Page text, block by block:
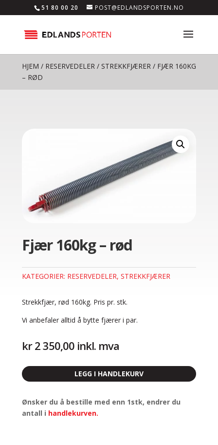
51 80 00 20 POST@EDLANDSPORTEN.NO
HJEM / RESERVEDELER/ STREKKFJÆRER/ FJÆR 160KG
– RØD
Fjær 160kg – rød
KATEGORIER: RESERVEDELER, STREKKFJÆRER
Strekkfjær, rød 160kg. Pris pr. stk.
Vi anbefaler alltid å bytte fjærer i par.
kr2 350,00 inkl. mva
LEGG I HANDLEKURV
Ønsker du å bestille med enn 1stk, endrer du
antall i handlekurven.